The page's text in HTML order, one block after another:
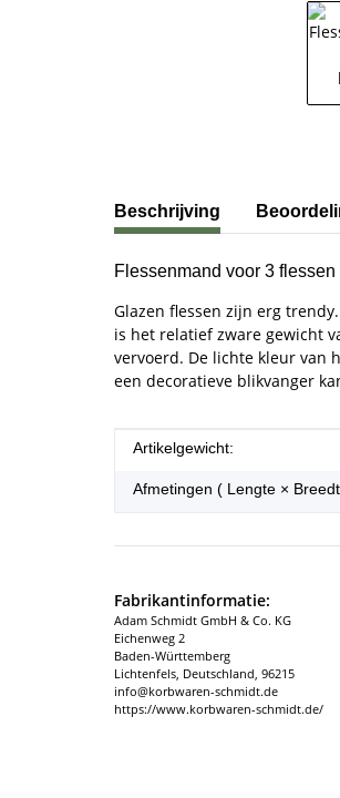
Beschrijving
Flessenmand voor 3 flessen
Glazen flessen zijn erg
is het relatief zware gewicht
vervoerd. De lichte kleur van
een decoratieve blikvanger
#productDetails.itemValue#
Artikelgewicht:
Afmetingen ( Lengte ×
Fabrikantinformatie:
Adam Schmidt GmbH & Co. KG
Eichenweg 2
Baden-Württemberg
Lichtenfels, Deutschland, 96215
info@korbwaren-schmidt.de
https://www.korbwaren-schmidt.de/